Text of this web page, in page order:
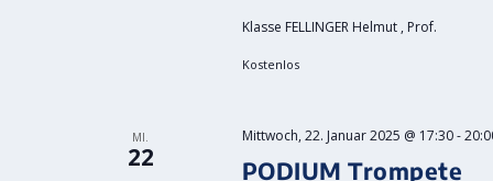
Klasse FELLINGER Helmut , Prof.
Kostenlos
MI.
22 PODIUM Trompete
Mittwoch, 22. Januar 2025 @ 17:30-